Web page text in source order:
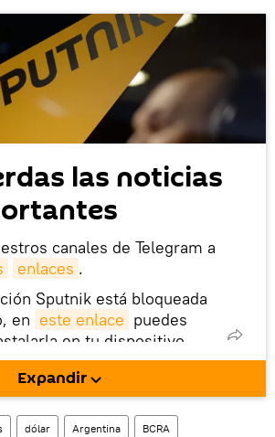
las noticias
canales de Telegram a
enlaces .
Sputnik está bloqueada
en este enlace puedes
en tu dispositivo
Android!).
una cuenta en la red
Expandir
dólar Argentina BCRA